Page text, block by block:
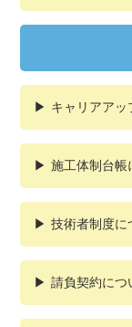
キャリアアッ
施工体制台帳
技術者制度に
請負契約につ